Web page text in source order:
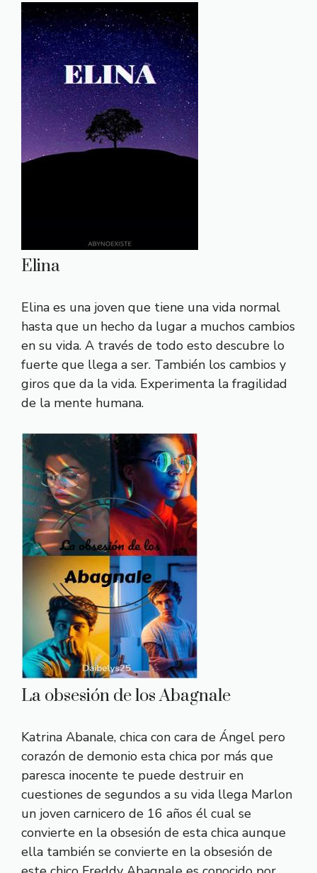
Elina
Elina es una joven que tiene una vida normal
hasta que un hecho da lugar a muchos cambios
en su vida. A través de todo esto descubre lo
fuerte que llega a ser. También los cambios y
giros que da la vida. Experimenta la fragilidad
de la mente humana.
La obsesión de los Abagnale
Katrina Abanale, chica con cara de Ángel pero
corazón de demonio esta chica por más que
paresca inocente te puede destruir en
cuestiones de segundos a su vida llega Marlon
un joven carnicero de 16 años él cual se
convierte en la obsesión de esta chica aunque
ella también se convierte en la obsesión de